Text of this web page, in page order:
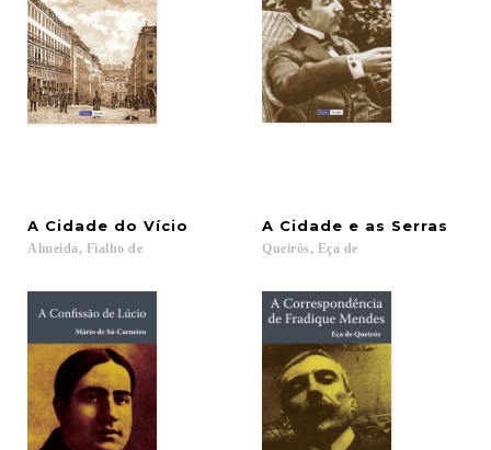
A Cidade do Vício
Almeida, Fialho de
A Cidade e as Serras
Queirós, Eça de